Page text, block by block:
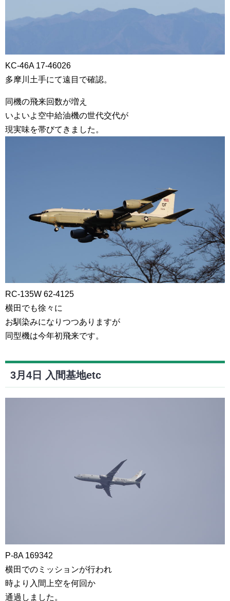
KC-46A 17-46026
多摩川土手にて遠目で確認。
同機の飛来回数が増え
いよいよ空中給油機の世代交代が
現実味を帯びてきました。
RC-135W 62-4125
横田でも徐々に
お馴染みになりつつありますが
同型機は今年初飛来です。
3月4日 入間基地etc
P-8A 169342
横田でのミッションが行われ
時より入間上空を何回か
通過しました。